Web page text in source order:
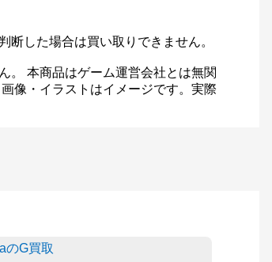
した場合は買い取りできません。
。 本商品はゲーム運営会社とは無関
像・イラストはイメージです。実際
のG買取